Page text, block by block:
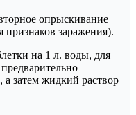
опрыскивание
признаков заражения).
на 1 л. воды, для
а затем жидкий раствор